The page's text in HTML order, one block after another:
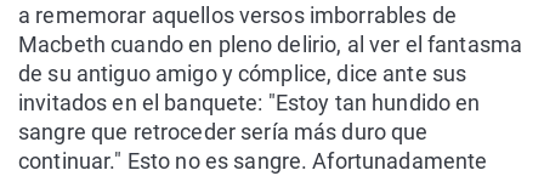
a rememorar aquellos versos imborrables de
Macbeth cuando en pleno delirio, al ver el fantasma
de su antiguo amigo y cómplice, dice ante sus
invitados en el banquete: "Estoy tan hundido en
sangre que retroceder sería más duro que
continuar." Esto no es sangre. Afortunadamente